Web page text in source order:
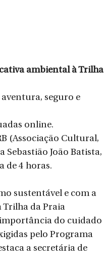
ambiental à Trilha
seguro e
online.
(Associação Cultural,
Sebastião João Batista,
de 4 horas.
sustentável e com a
Trilha da Praia
do cuidado
pelo Programa
a secretária de